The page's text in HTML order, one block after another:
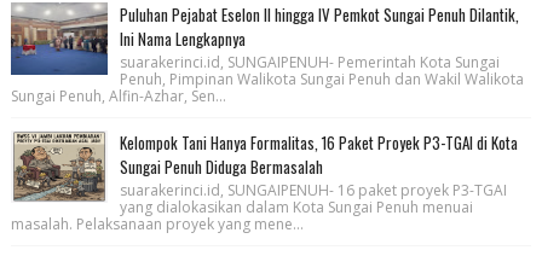
Puluhan Pejabat Eselon II hingga IV Pemkot Sungai Penuh Dilantik,
Ini Nama Lengkapnya
suarakerinci.id, SUNGAIPENUH- Pemerintah Kota Sungai
Penuh, Pimpinan Walikota Sungai Penuh dan Wakil Walikota
Sungai Penuh, Alfin-Azhar, Sen...
Kelompok Tani Hanya Formalitas, 16 Paket Proyek P3-TGAI di Kota
Sungai Penuh Diduga Bermasalah
suarakerinci.id, SUNGAIPENUH- 16 paket proyek P3-TGAI
yang dialokasikan dalam Kota Sungai Penuh menuai
masalah. Pelaksanaan proyek yang mene...